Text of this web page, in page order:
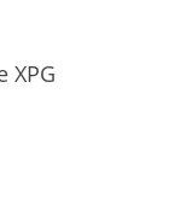
XPG